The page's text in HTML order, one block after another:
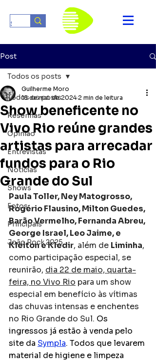
Post
Todos os posts
Resenhas
Opinião
Entrevistas
Notícias
Shows
Fotos
Principais
João Rock 2025
Todos os posts
Show beneficente no
Vivo Rio reúne grandes
artistas para arrecadar
fundos para o Rio
Grande do Sul
Guilherme Moro
15 de mai. de 2024 2 min de leitura
Paula Toller, Ney Matogrosso,
Rogério Flausino, Milton Guedes,
Barão Vermelho, Fernanda Abreu,
George Israel, Leo Jaime, e
Kleiton e Kledir, além de Liminha,
como participação especial, se
reunirão, dia 22 de maio, quarta-
feira, no Vivo Rio para um show
especial em benefício às vítimas
das chuvas intensas e enchentes
no Rio Grande do Sul. Os
ingressos já estão à venda pelo
site da Sympla. Todos que levarem
material de higiene e limpeza